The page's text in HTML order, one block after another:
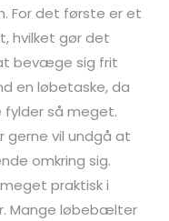
For det første er et
hvilket gør det
bevæge sig frit
en løbetaske, da
så meget.
gerne vil undgå at
omkring sig.
praktisk i
Mange løbebælter